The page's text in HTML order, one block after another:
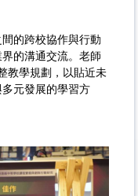
的跨校協作與行動
的溝通交流。老師
教學規劃，以貼近未
元發展的學習方